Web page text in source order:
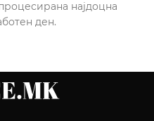
најдоцна
ден.